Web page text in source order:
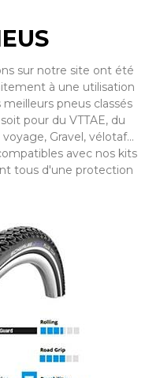
sur notre site ont été
à une utilisation
pneus classés
pour du VTTAE, du
Gravel, vélotaf...
avec nos kits
tous d'une protection